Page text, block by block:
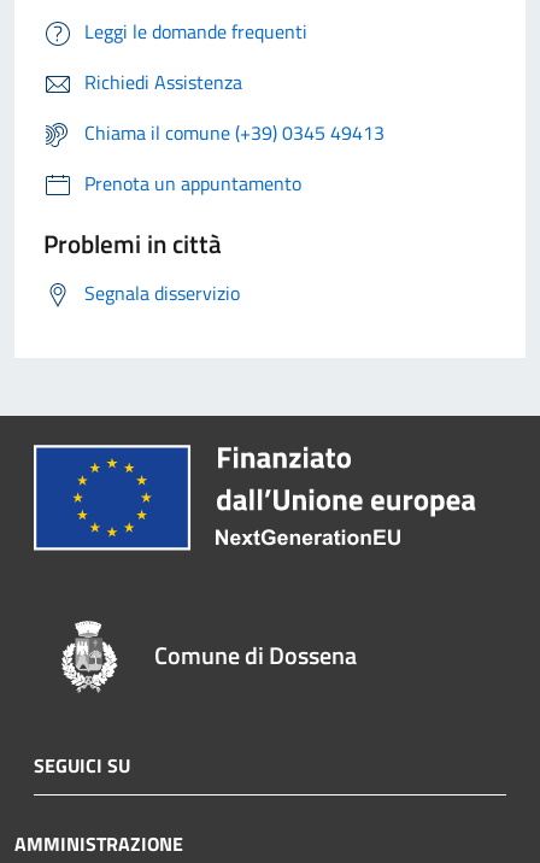
Leggi le domande frequenti
Richiedi Assistenza
Chiama il comune (+39) 0345 49413
Prenota un appuntamento
Problemi in città
Segnala disservizio
Comune di Dossena
SEGUICI SU
AMMINISTRAZIONE